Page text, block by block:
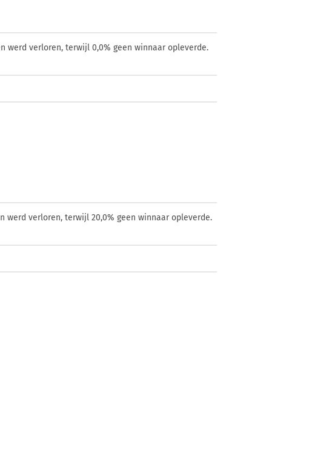
werd verloren, terwijl 0,0% geen winnaar opleverde.
werd verloren, terwijl 20,0% geen winnaar opleverde.